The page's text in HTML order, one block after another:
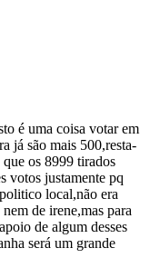
é uma coisa votar em
já são mais 500,resta-
que os 8999 tirados
votos justamente pq
local,não era
de irene,mas para
de algum desses
será um grande